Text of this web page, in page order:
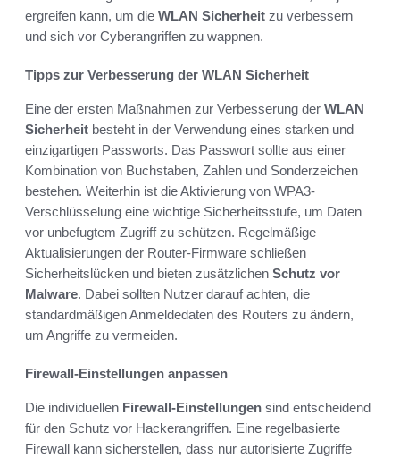
ergreifen kann, um die WLAN Sicherheit zu verbessern
und sich vor Cyberangriffen zu wappnen.
Tipps zur Verbesserung der WLAN Sicherheit
Eine der ersten Maßnahmen zur Verbesserung der WLAN
Sicherheit besteht in der Verwendung eines starken und
einzigartigen Passworts. Das Passwort sollte aus einer
Kombination von Buchstaben, Zahlen und Sonderzeichen
bestehen. Weiterhin ist die Aktivierung von WPA3-
Verschlüsselung eine wichtige Sicherheitsstufe, um Daten
vor unbefugtem Zugriff zu schützen. Regelmäßige
Aktualisierungen der Router-Firmware schließen
Sicherheitslücken und bieten zusätzlichen Schutz vor
Malware. Dabei sollten Nutzer darauf achten, die
standardmäßigen Anmeldedaten des Routers zu ändern,
um Angriffe zu vermeiden.
Firewall-Einstellungen anpassen
Die individuellen Firewall-Einstellungen sind entscheidend
für den Schutz vor Hackerangriffen. Eine regelbasierte
Firewall kann sicherstellen, dass nur autorisierte Zugriffe